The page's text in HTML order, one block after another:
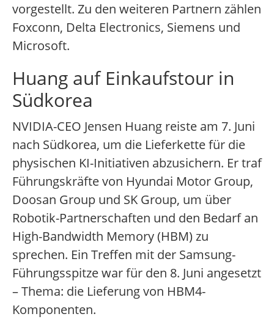
vorgestellt. Zu den weiteren Partnern zählen
Foxconn, Delta Electronics, Siemens und
Microsoft.
Huang auf Einkaufstour in
Südkorea
NVIDIA-CEO Jensen Huang reiste am 7. Juni
nach Südkorea, um die Lieferkette für die
physischen KI-Initiativen abzusichern. Er traf
Führungskräfte von Hyundai Motor Group,
Doosan Group und SK Group, um über
Robotik-Partnerschaften und den Bedarf an
High-Bandwidth Memory (HBM) zu
sprechen. Ein Treffen mit der Samsung-
Führungsspitze war für den 8. Juni angesetzt
– Thema: die Lieferung von HBM4-
Komponenten.